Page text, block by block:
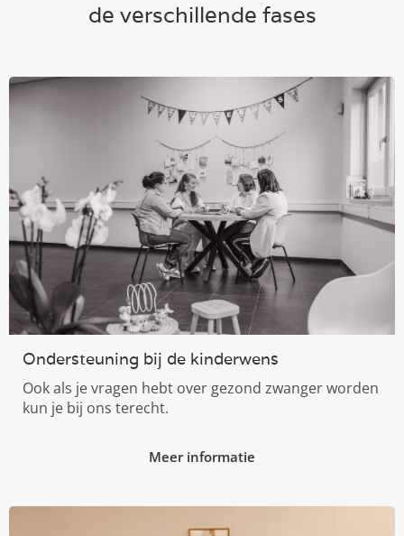
de verschillende fases
Ondersteuning bij de kinderwens
Ook als je vragen hebt over gezond zwanger worden
kun je bij ons terecht.
Meer informatie